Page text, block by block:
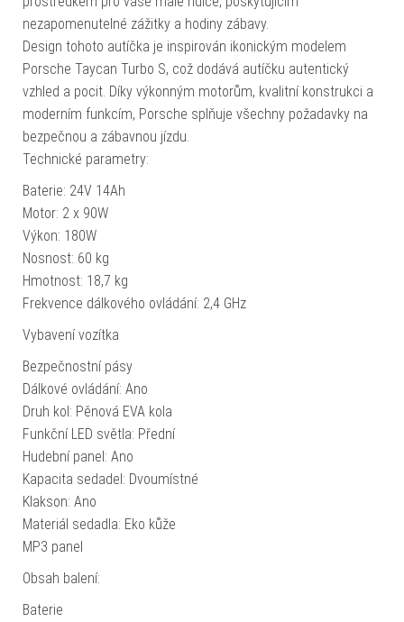
nezapomenutelné zážitky a hodiny zábavy.
Design tohoto autíčka je inspirován ikonickým modelem
Porsche Taycan Turbo S, což dodává autíčku autentický
vzhled a pocit. Díky výkonným motorům, kvalitní konstrukci a
moderním funkcím, Porsche splňuje všechny požadavky na
bezpečnou a zábavnou jízdu.
Technické parametry:
Baterie: 24V 14Ah
Motor: 2 x 90W
Výkon: 180W
Nosnost: 60 kg
Hmotnost: 18,7 kg
Frekvence dálkového ovládání: 2,4 GHz
Vybavení vozítka
Bezpečnostní pásy
Dálkové ovládání: Ano
Druh kol: Pěnová EVA kola
Funkční LED světla: Přední
Hudební panel: Ano
Kapacita sedadel: Dvoumístné
Klakson: Ano
Materiál sedadla: Eko kůže
MP3 panel
Obsah balení:
Baterie